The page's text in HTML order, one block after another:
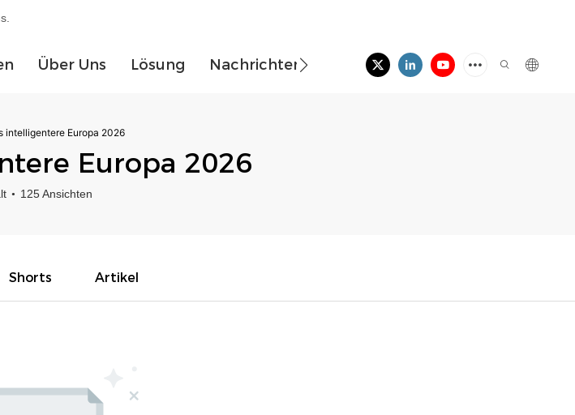
Über Uns Lösung Nachrichten Kontaktieren Sie Uns
intelligentere Europa 2026
Europa 2026
125 Ansichten
Shorts Artikel